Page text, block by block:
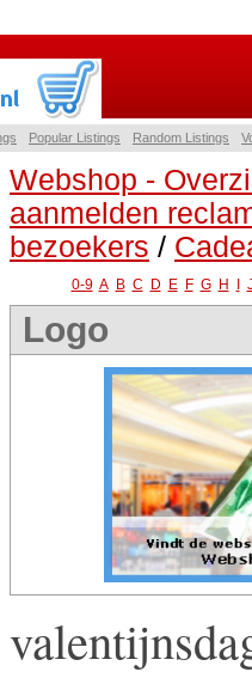
Popular Listings Random Listings
Webshop -
aanmelden
bezoekers /
0-9 A B C D E F G H
Logo